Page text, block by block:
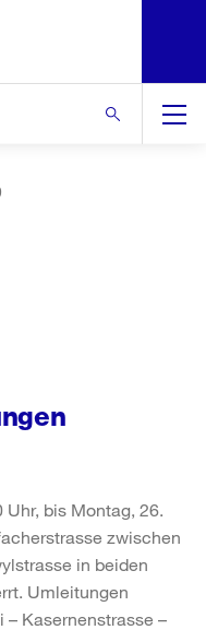
bis Montag, 26.
zwischen
in beiden
Umleitungen
Kasernenstrasse –